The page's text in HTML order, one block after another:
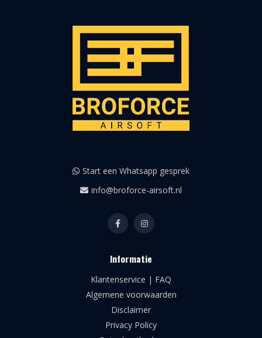
Start een Whatsapp gesprek
info@broforce-airsoft.nl
Informatie
Klantenservice | FAQ
Algemene voorwaarden
Disclaimer
Privacy Policy